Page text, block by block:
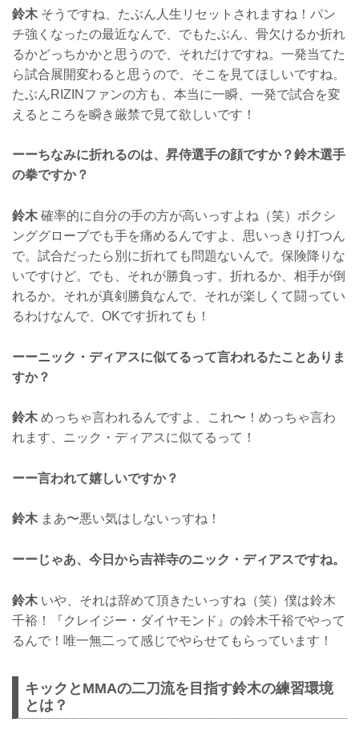
鈴木 そうですね、たぶん人生リセットされますね！パン
チ強くなったの最近なんで、でもたぶん、骨欠けるか折れ
るかどっちかかと思うので、それだけですね。一発当てた
ら試合展開変わると思うので、そこを見てほしいですね。
たぶんRIZINファンの方も、本当に一瞬、一発で試合を変
えるところを瞬き厳禁で見て欲しいです！
ーーちなみに折れるのは、昇侍選手の顔ですか？鈴木選手
の拳ですか？
鈴木 確率的に自分の手の方が高いっすよね（笑）ボクシ
ンググローブでも手を痛めるんですよ、思いっきり打つん
で。試合だったら別に折れても問題ないんで。保険降りな
いですけど。でも、それが勝負っす。折れるか、相手が倒
れるか。それが真剣勝負なんで、それが楽しくて闘ってい
るわけなんで、OKです折れても！
ーーニック・ディアスに似てるって言われるたことありま
すか？
鈴木 めっちゃ言われるんですよ、これ〜！めっちゃ言わ
れます、ニック・ディアスに似てるって！
ーー言われて嬉しいですか？
鈴木 まあ〜悪い気はしないっすね！
ーーじゃあ、今日から吉祥寺のニック・ディアスですね。
鈴木 いや、それは辞めて頂きたいっすね（笑）僕は鈴木
千裕！『クレイジー・ダイヤモンド』の鈴木千裕でやって
るんで！唯一無二って感じでやらせてもらっています！
キックとMMAの二刀流を目指す鈴木の練習環境
とは？